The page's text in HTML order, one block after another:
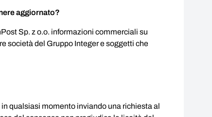
aggiornato?
Sp. z o.o. informazioni commerciali su
società del Gruppo Integer e soggetti che
qualsiasi momento inviando una richiesta al